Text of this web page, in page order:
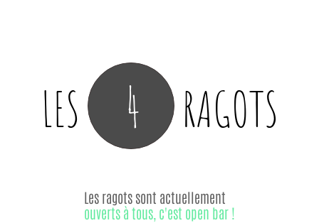
LES 4 RAGOTS
Les ragots sont actuellement
ouverts à tous, c'est open bar !